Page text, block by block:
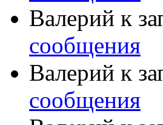
Валерий к
сообщения
Валерий к
сообщения